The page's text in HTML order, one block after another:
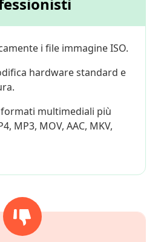
i file immagine ISO.
hardware standard e
multimediali più
MP3, MOV, AAC, MKV,